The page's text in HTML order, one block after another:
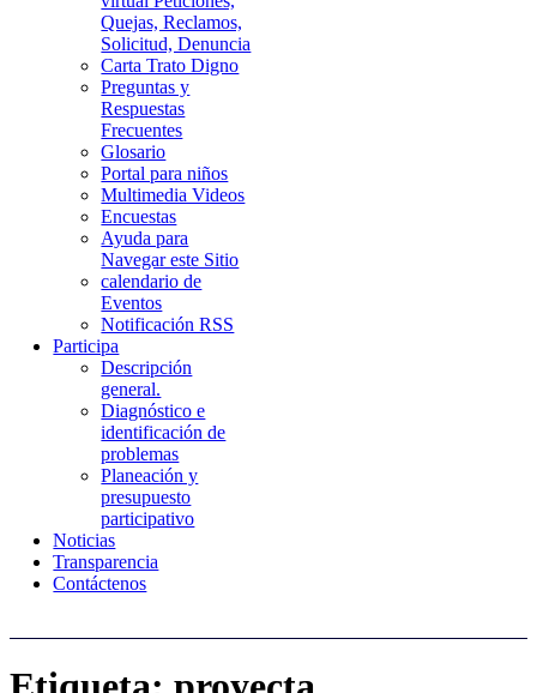
Quejas, Reclamos,
Solicitud, Denuncia
Carta Trato Digno
Preguntas y
Respuestas
Frecuentes
Glosario
Portal para niños
Multimedia Videos
Encuestas
Ayuda para
Navegar este Sitio
calendario de
Eventos
Notificación RSS
Participa
Descripción
general.
Diagnóstico e
identificación de
problemas
Planeación y
presupuesto
participativo
Noticias
Transparencia
Contáctenos